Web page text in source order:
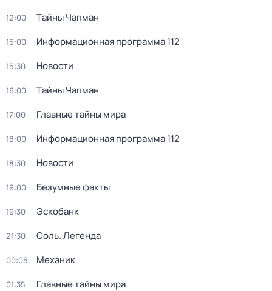
12:00 Тaйны Чапман
15:00 Информационная программа 112
15:30 Новости
16:00 Тaйны Чапман
17:00 Главные тайны мира
18:00 Информационная программа 112
18:30 Новости
19:00 Безумные факты
19:30 Эскобанк
21:30 Соль. Легенда
00:05 Механик
01:35 Главные тайны мира